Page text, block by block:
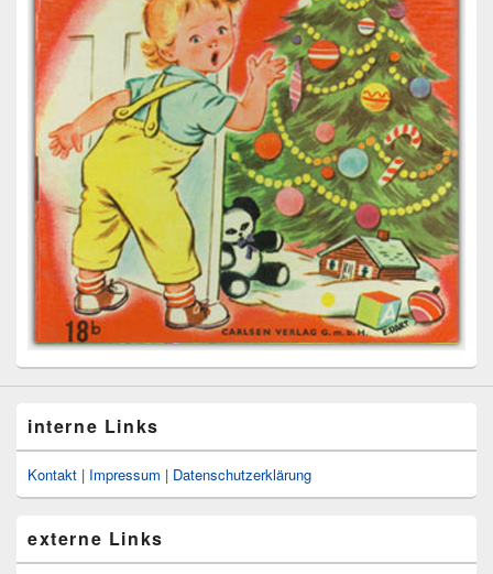
interne Links
Kontakt | Impressum | Datenschutzerklärung
externe Links